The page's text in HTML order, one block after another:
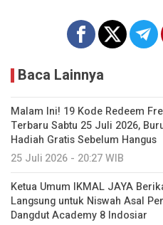
Baca Lainnya
Malam Ini! 19 Kode Redeem
Terbaru Sabtu 25 Juli 2026,
Hadiah Gratis Sebelum Hangus
25 Juli 2026 - 20:27 WIB
Ketua Umum IKMAL JAYA
Langsung untuk Niswah Asal
Dangdut Academy 8 Indosiar